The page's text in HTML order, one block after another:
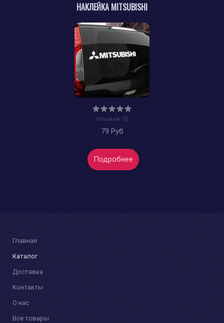
НАКЛЕЙКА MITSUBISHI
Отзывов (0)
79 Руб
Подробнее
Главная
Каталог
Доставка
Контакты
О нас
Все товары